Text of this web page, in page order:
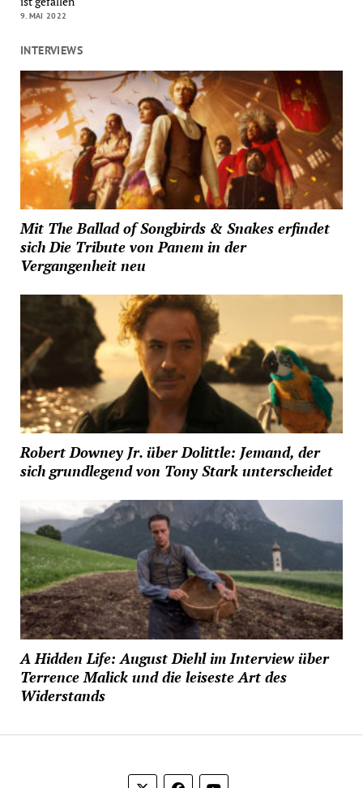
9. MAI 2022
INTERVIEWS
Mit The Ballad of Songbirds & Snakes erfindet
sich Die Tribute von Panem in der
Vergangenheit neu
Robert Downey Jr. über Dolittle: Jemand, der
sich grundlegend von Tony Stark unterscheidet
A Hidden Life: August Diehl im Interview über
Terrence Malick und die leiseste Art des
Widerstands